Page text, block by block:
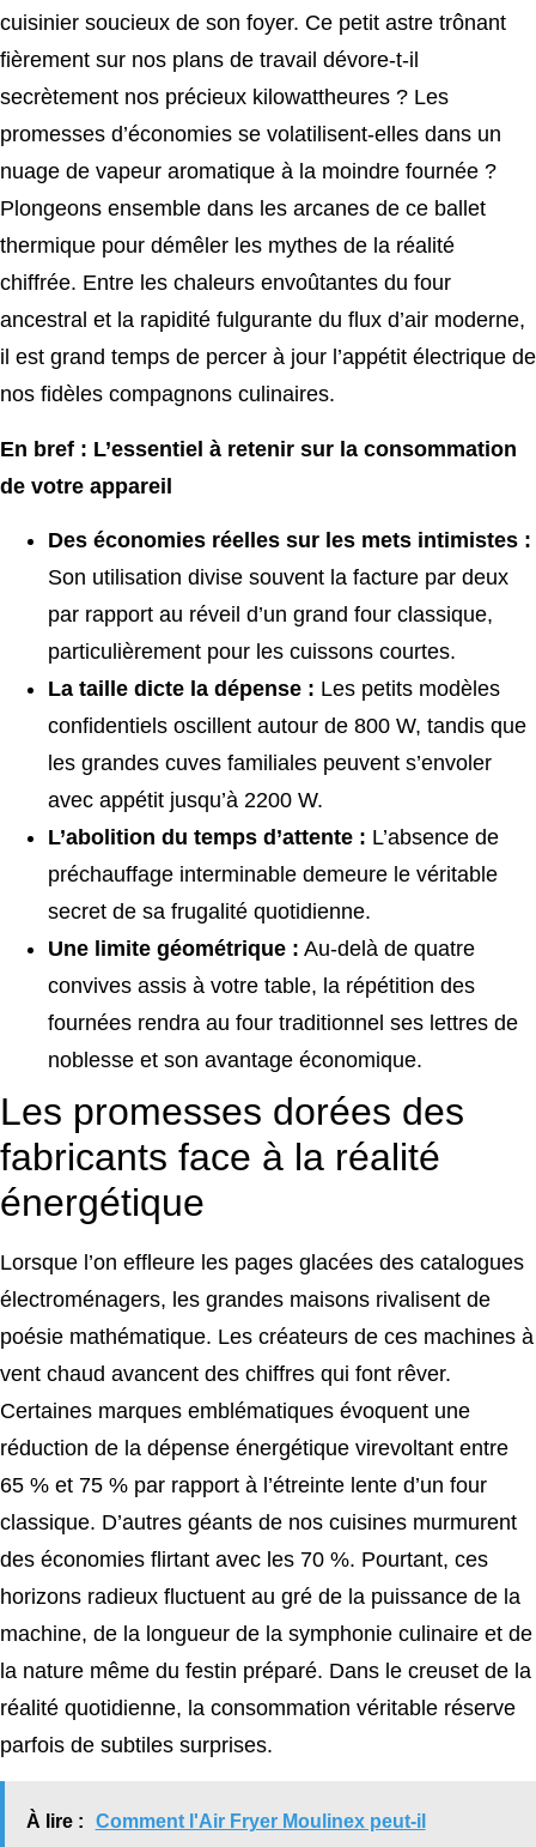
cuisinier soucieux de son foyer. Ce petit astre trônant
fièrement sur nos plans de travail dévore-t-il
secrètement nos précieux kilowattheures ? Les
promesses d’économies se volatilisent-elles dans un
nuage de vapeur aromatique à la moindre fournée ?
Plongeons ensemble dans les arcanes de ce ballet
thermique pour démêler les mythes de la réalité
chiffrée. Entre les chaleurs envoûtantes du four
ancestral et la rapidité fulgurante du flux d’air moderne,
il est grand temps de percer à jour l’appétit électrique de
nos fidèles compagnons culinaires.
En bref : L’essentiel à retenir sur la consommation
de votre appareil
Des économies réelles sur les mets intimistes :
Son utilisation divise souvent la facture par deux
par rapport au réveil d’un grand four classique,
particulièrement pour les cuissons courtes.
La taille dicte la dépense : Les petits modèles
confidentiels oscillent autour de 800 W, tandis que
les grandes cuves familiales peuvent s’envoler
avec appétit jusqu’à 2200 W.
L’abolition du temps d’attente : L’absence de
préchauffage interminable demeure le véritable
secret de sa frugalité quotidienne.
Une limite géométrique : Au-delà de quatre
convives assis à votre table, la répétition des
fournées rendra au four traditionnel ses lettres de
noblesse et son avantage économique.
Les promesses dorées des
fabricants face à la réalité
énergétique
Lorsque l’on effleure les pages glacées des catalogues
électroménagers, les grandes maisons rivalisent de
poésie mathématique. Les créateurs de ces machines à
vent chaud avancent des chiffres qui font rêver.
Certaines marques emblématiques évoquent une
réduction de la dépense énergétique virevoltant entre
65 % et 75 % par rapport à l’étreinte lente d’un four
classique. D’autres géants de nos cuisines murmurent
des économies flirtant avec les 70 %. Pourtant, ces
horizons radieux fluctuent au gré de la puissance de la
machine, de la longueur de la symphonie culinaire et de
la nature même du festin préparé. Dans le creuset de la
réalité quotidienne, la consommation véritable réserve
parfois de subtiles surprises.
À lire : Comment l'Air Fryer Moulinex peut-il